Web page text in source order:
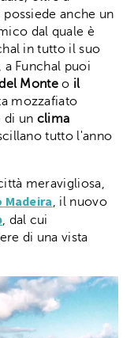
anche un
dal quale è
in tutto il suo
Funchal puoi
Monteo il
mozzafiato
di un clima
tutto l'anno
meravigliosa,
, il nuovo
, dal cui
di una vista